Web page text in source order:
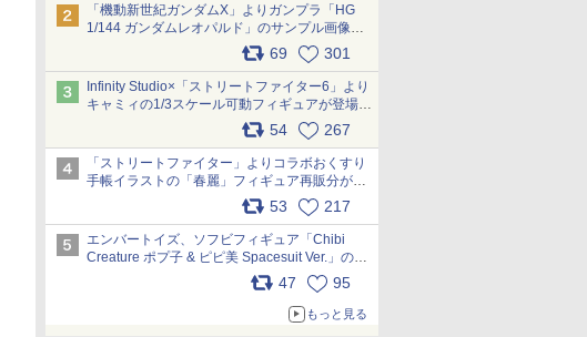
「機動新世紀ガンダムX」よりガンプラ「HG
1/144 ガンダムレオパルド」のサンプル画像が
69 301
Infinity Studio×「ストリートファイター6」より
キャミィの1/3スケール可動フィギュアが登場
54 267
「ストリートファイター」よりコラボおくすり
手帳イラストの「春麗」フィギュア再販分が本
日出荷開始 pic.x.com/toUc1MHr41
53 217
エンバートイズ、ソフビフィギュア「Chibi
Creature ポプ子 & ピピ美 Spacesuit Ver.」の発
売中止を発表 pic.x.com/Ri45iFeYjn
47 95
もっと見る